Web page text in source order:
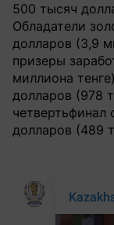
500 тысяч
Обладатели
долларов (3,9
призеры
миллиона
долларов (978
четвертьфинал
долларов (489